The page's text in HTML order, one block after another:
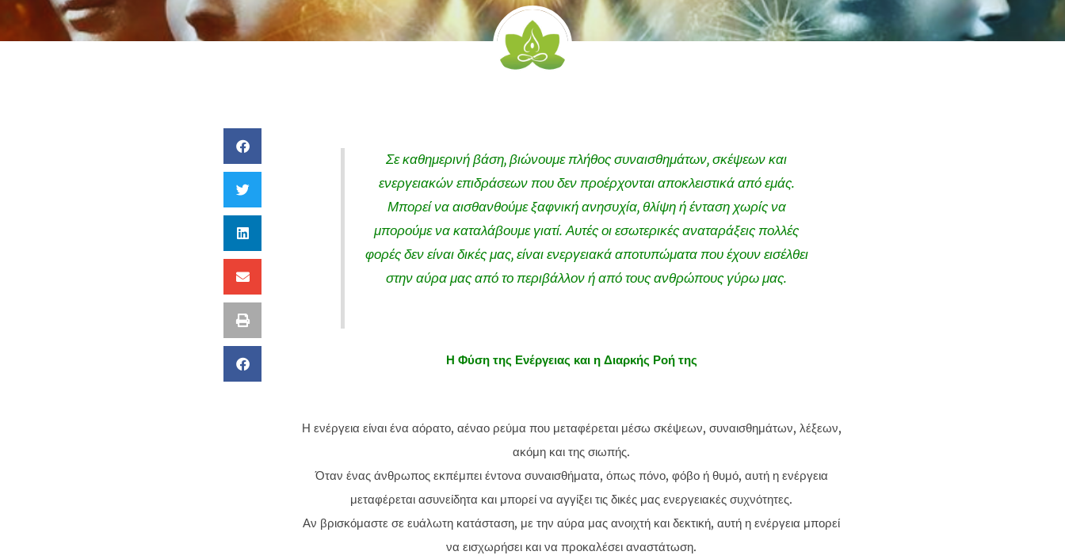
Σε καθημερινή βάση, βιώνουμε πλήθος συναισθημάτων, σκέψεων και
ενεργειακών επιδράσεων που δεν προέρχονται αποκλειστικά από εμάς.
Μπορεί να αισθανθούμε ξαφνική ανησυχία, θλίψη ή ένταση χωρίς να
μπορούμε να καταλάβουμε γιατί. Αυτές οι εσωτερικές αναταράξεις πολλές
φορές δεν είναι δικές μας, είναι ενεργειακά αποτυπώματα που έχουν εισέλθει
στην αύρα μας από το περιβάλλον ή από τους ανθρώπους γύρω μας.
Η Φύση της Ενέργειας και η Διαρκής Ροή της
Η ενέργεια είναι ένα αόρατο, αέναο ρεύμα που μεταφέρεται μέσω σκέψεων, συναισθημάτων, λέξεων,
ακόμη και της σιωπής.
Όταν ένας άνθρωπος εκπέμπει έντονα συναισθήματα, όπως πόνο, φόβο ή θυμό, αυτή η ενέργεια
μεταφέρεται ασυνείδητα και μπορεί να αγγίξει τις δικές μας ενεργειακές συχνότητες.
Αν βρισκόμαστε σε ευάλωτη κατάσταση, με την αύρα μας ανοιχτή και δεκτική, αυτή η ενέργεια μπορεί
να εισχωρήσει και να προκαλέσει αναστάτωση.